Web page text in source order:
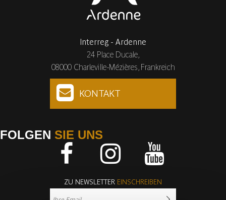
Interreg - Ardenne
24 Place Ducale,
08000 Charleville-Mézières, Frankreich
KONTAKT
FOLGEN SIE UNS
ZU NEWSLETTER EINSCHREIBEN